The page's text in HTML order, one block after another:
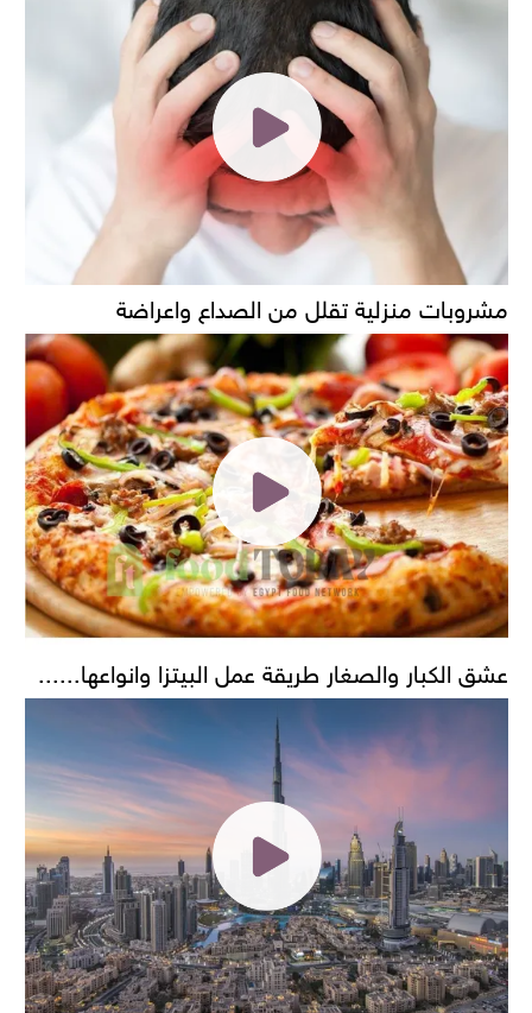
مشروبات منزلية تقلل من الصداع واعراضة
عشق الكبار والصغار طريقة عمل البيتزا وانواعها......